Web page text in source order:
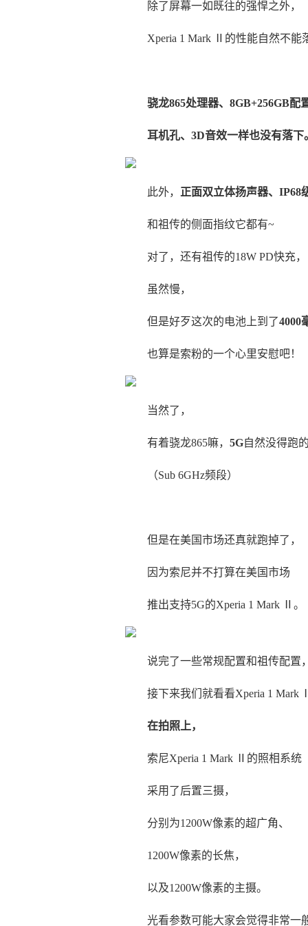
除了屏幕一如既往的强悍之外，
Xperia 1 Mark Ⅱ的性能自然不能
骁龙865处理器、8GB+256GB配
耳机孔、3D音效一样也没有落下
此外， 正面双立体扬声器、IP68
和祖传的侧面指纹它都有~
对了，还有祖传的18W PD快充，
虽然慢，
但是好歹这次的电池上到了4000
也算是索粉的一个心里安慰吧！
当然了，
有着骁龙865嘛， 5G自然没得跑
（Sub 6GHz频段）
但是在美国市场还真就跑掉了，
因为索尼并不打算在美国市场
推出支持5G的Xperia 1 Mark Ⅱ。
说完了一些常规配置和祖传配置，
接下来我们就看看Xperia 1 Mark
在拍照上，
索尼Xperia 1 Mark Ⅱ的照相系统
采用了后置三摄，
分别为1200W像素的超广角、
1200W像素的长焦，
以及1200W像素的主摄。
光看参数可能大家会觉得非常一